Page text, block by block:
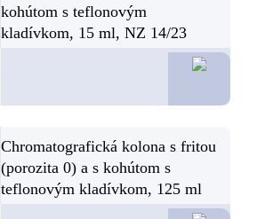
kohútom s teflonovým
kladívkom, 15 ml, NZ 14/23
Chromatografická kolona s fritou
(porozita 0) a s kohútom s
teflonovým kladívkom, 125 ml